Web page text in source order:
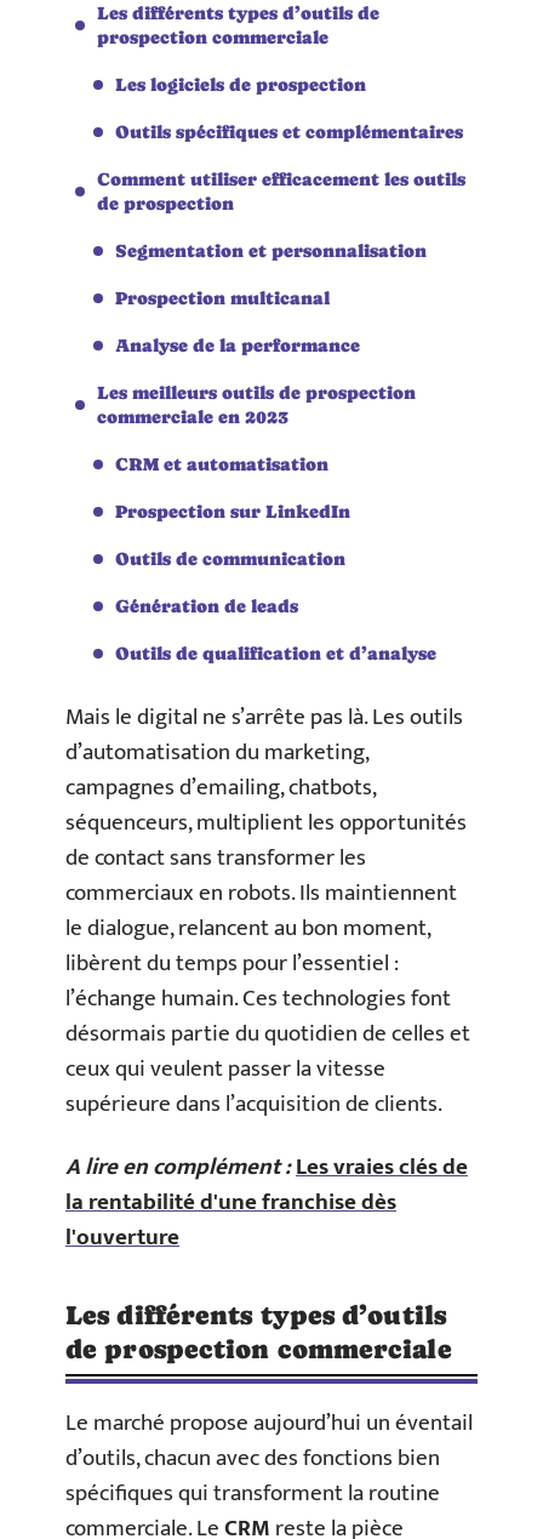
Les différents types d’outils de
prospection commerciale
Les logiciels de prospection
Outils spécifiques et complémentaires
Comment utiliser efficacement les outils
de prospection
Segmentation et personnalisation
Prospection multicanal
Analyse de la performance
Les meilleurs outils de prospection
commerciale en 2023
CRM et automatisation
Prospection sur LinkedIn
Outils de communication
Génération de leads
Outils de qualification et d’analyse
Mais le digital ne s’arrête pas là. Les outils
d’automatisation du marketing,
campagnes d’emailing, chatbots,
séquenceurs, multiplient les opportunités
de contact sans transformer les
commerciaux en robots. Ils maintiennent
le dialogue, relancent au bon moment,
libèrent du temps pour l’essentiel :
l’échange humain. Ces technologies font
désormais partie du quotidien de celles et
ceux qui veulent passer la vitesse
supérieure dans l’acquisition de clients.
A lire en complément :Les vraies clés de
la rentabilité d'une franchise dès
l'ouverture
Les différents types d’outils
de prospection commerciale
Le marché propose aujourd’hui un éventail
d’outils, chacun avec des fonctions bien
spécifiques qui transforment la routine
commerciale. LeCRMreste la pièce